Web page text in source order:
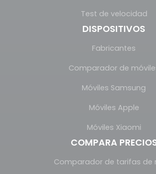
Test de velocidad
DISPOSITIVOS
Fabricantes
Comparador de
Móviles Samsung
Móviles Apple
Móviles Xiaomi
COMPARA
Comparador de tarifas de